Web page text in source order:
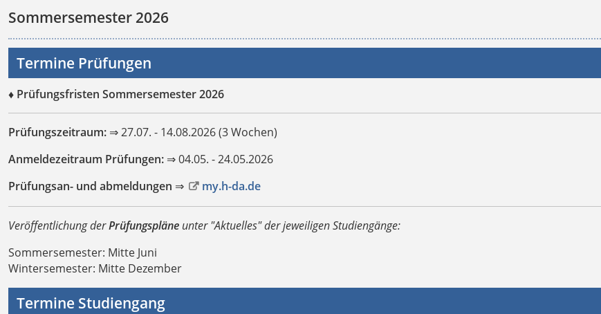
Sommersemester 2026
Termine Prüfungen
♦ Prüfungsfristen Sommersemester 2026
Prüfungszeitraum: ⇒ 27.07. - 14.08.2026 (3 Wochen)
Anmeldezeitraum Prüfungen: ⇒ 04.05. - 24.05.2026
Prüfungsan- und abmeldungen ⇒ my.h-da.de
Veröffentlichung derPrüfungspläne unter "Aktuelles" der jeweiligen Studiengänge:
Sommersemester: Mitte Juni
Wintersemester: Mitte Dezember
Termine Studiengang